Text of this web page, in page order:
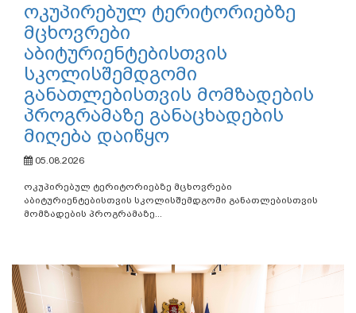
ოკუპირებულ ტერიტორიებზე
მცხოვრები
აბიტურიენტებისთვის
სკოლისშემდგომი
განათლებისთვის მომზადების
პროგრამაზე განაცხადების
მიღება დაიწყო
05.08.2026
ოკუპირებულ ტერიტორიებზე მცხოვრები
აბიტურიენტებისთვის სკოლისშემდგომი განათლებისთვის
მომზადების პროგრამაზე...